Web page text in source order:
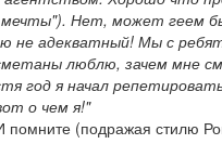
Нет, может геем
не адекватный! Мы с
люблю, зачем мне
год я начал
о чем я!"
помните (подражая стилю